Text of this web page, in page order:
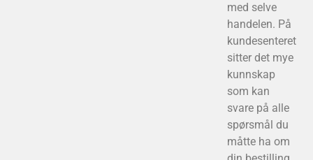
med selve
handelen. På
kundesenteret
sitter det mye
kunnskap
som kan
svare på alle
spørsmål du
måtte ha om